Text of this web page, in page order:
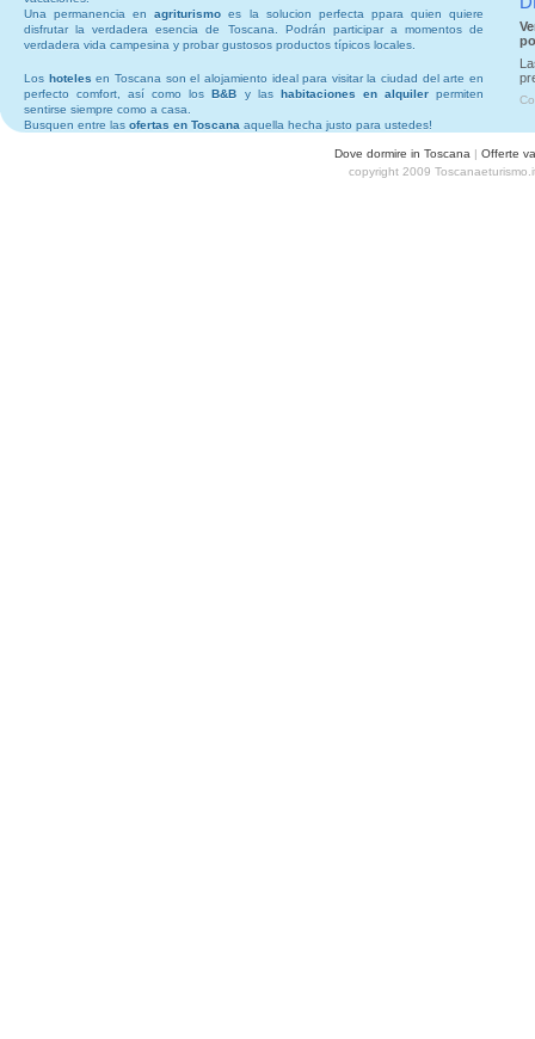
Una permanencia enagriturismo es la solucion perfecta ppara quien quiere
disfrutar la verdadera esencia de Toscana. Podrán participar a momentos de
verdadera vida campesina y probar gustosos productos típicos locales.
Los hoteles en Toscana son el alojamiento ideal para visitar la ciudad del arte en
perfecto comfort, así como losB&B y las habitaciones en alquilerpermiten
sentirse siempre como a casa.
Busquen entre las ofertas en Toscana aquella hecha justo para ustedes!
Dove dormire in Toscana | Offerte
copyright 2009